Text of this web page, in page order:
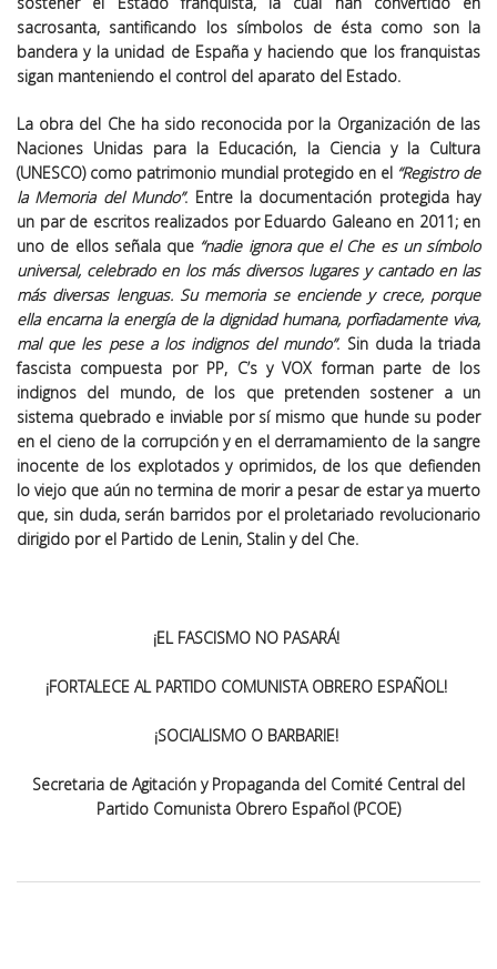
sacrosanta, santificando los símbolos de ésta como son la
bandera y la unidad de España y haciendo que los franquistas
sigan manteniendo el control del aparato del Estado.
La obra del Che ha sido reconocida por la Organización de las
Naciones Unidas para la Educación, la Ciencia y la Cultura
(UNESCO) como patrimonio mundial protegido en el “Registro de
la Memoria del Mundo”. Entre la documentación protegida hay
un par de escritos realizados por Eduardo Galeano en 2011; en
uno de ellos señala que “nadie ignora que el Che es un símbolo
universal, celebrado en los más diversos lugares y cantado en las
más diversas lenguas. Su memoria se enciende y crece, porque
ella encarna la energía de la dignidad humana, porfiadamente viva,
mal que les pese a los indignos del mundo”. Sin duda la triada
fascista compuesta por PP, C’s y VOX forman parte de los
indignos del mundo, de los que pretenden sostener a un
sistema quebrado e inviable por sí mismo que hunde su poder
en el cieno de la corrupción y en el derramamiento de la sangre
inocente de los explotados y oprimidos, de los que defienden
lo viejo que aún no termina de morir a pesar de estar ya muerto
que, sin duda, serán barridos por el proletariado revolucionario
dirigido por el Partido de Lenin, Stalin y del Che.
¡EL FASCISMO NO PASARÁ!
¡FORTALECE AL PARTIDO COMUNISTA OBRERO ESPAÑOL!
¡SOCIALISMO O BARBARIE!
Secretaria de Agitación y Propaganda del Comité Central del
Partido Comunista Obrero Español (PCOE)